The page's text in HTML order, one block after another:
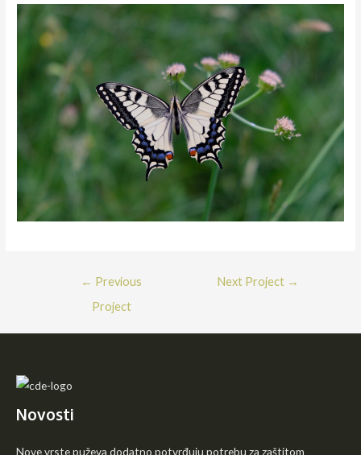
← Previous
Project
Next Project →
Novosti
Nove vrste puževa dodatno potvrđuju potrebu za zaštitom